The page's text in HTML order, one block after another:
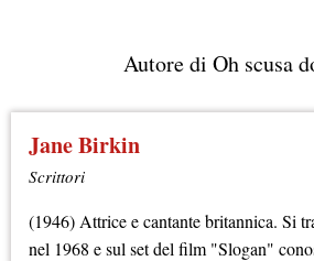
Autore di Oh scusa
JaneBirkin
Scrittori
(1946) Attrice e cantante britannica. Si
nel 1968 e sul set del film "Slogan"